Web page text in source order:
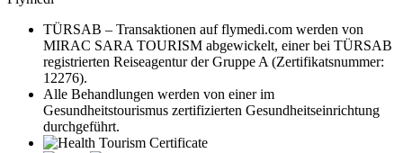
TÜRSAB – Transaktionen auf flymedi.com werden von
MIRAC SARA TOURISM abgewickelt, einer bei TÜRSAB
registrierten Reiseagentur der Gruppe A (Zertifikatsnummer:
12276).
Alle Behandlungen werden von einer im
Gesundheitstourismus zertifizierten Gesundheitseinrichtung
durchgeführt.